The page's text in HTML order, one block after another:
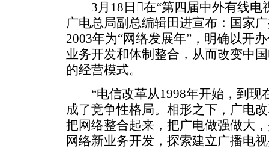
3月18日在“第四届中外有线电
广电总局副总编辑田进宣布：国家
2003年为“网络发展年”，明确以开
业务开发和体制整合，从而改变中
的经营模式。
“电信改革从1998年开始，到现
成了竞争性格局。相形之下，广电
把网络整合起来，把广电做强做大
网络新业务开发，探索建立广播电